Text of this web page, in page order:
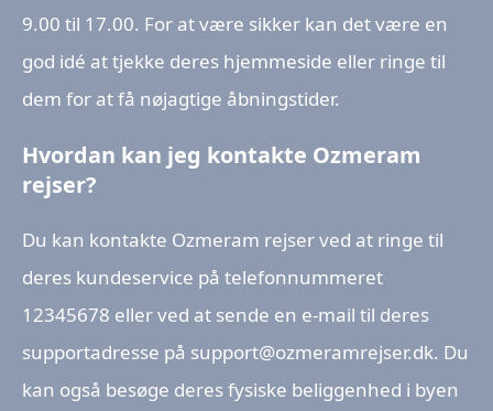
9.00 til 17.00. For at være sikker kan det være en
god idé at tjekke deres hjemmeside eller ringe til
dem for at få nøjagtige åbningstider.
Hvordan kan jeg kontakte Ozmeram
rejser?
Du kan kontakte Ozmeram rejser ved at ringe til
deres kundeservice på telefonnummeret
12345678 eller ved at sende en e-mail til deres
supportadresse på support@ozmeramrejser.dk. Du
kan også besøge deres fysiske beliggenhed i byen